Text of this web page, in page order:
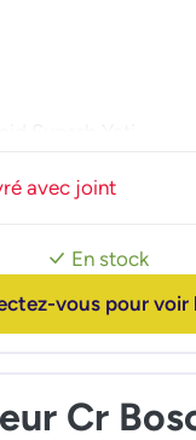
En stock
vous pour voir
Golf sport
Tiguan Touran
TDI 12>
avec joint
Cr